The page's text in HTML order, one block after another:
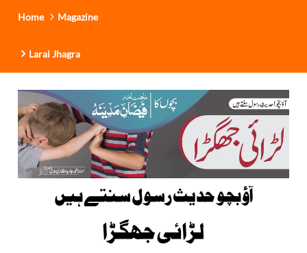
Home Magazine
Larai Jhagra
آؤ بچو حدیث رسول سنتے ہیں
لڑائی جھگڑا